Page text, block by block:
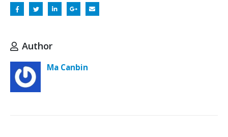
Author
Ma Canbin